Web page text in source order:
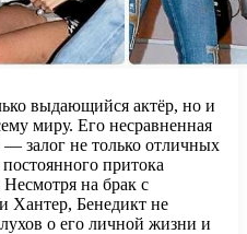
выдающийся актёр, но и
миру. Его несравненная
— залог не только отличных
притока
на брак с
Хантер, Бенедикт не
о его личной жизни и